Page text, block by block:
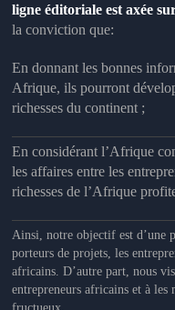
ligne éditoriale est axée
la conviction que:
En donnant les bonnes
Afrique, ils pourront
richesses du continent ;
En considérant l’Afrique
les affaires entre les
richesses de l’Afrique
Ainsi, notre objectif est d’une
porteurs de projets, les
africains. D’autre part, nous
entrepreneurs africains et à